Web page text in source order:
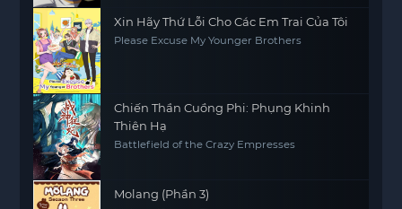
Sage in the World
Xin Hãy Thứ Lỗi Cho Các Em Trai Của Tôi
Please Excuse My Younger Brothers
Chiến Thần Cuồng Phi: Phụng Khinh
Thiên Hạ
Battlefield of the Crazy Empresses
Molang (Phần 3)